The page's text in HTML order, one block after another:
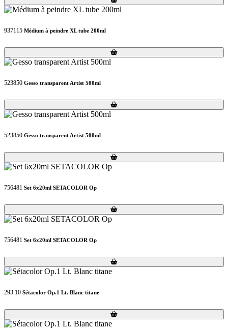
937115 Médium à peindre XL tube 200ml
Loading...
Loading...
523850 Gesso transparent Artist 500ml
Loading...
Loading...
523850 Gesso transparent Artist 500ml
Loading...
Loading...
756481 Set 6x20ml SETACOLOR Op
Loading...
Loading...
756481 Set 6x20ml SETACOLOR Op
Loading...
Loading...
293.10 Sétacolor Op.1 Lt. Blanc titane
Loading...
Loading...